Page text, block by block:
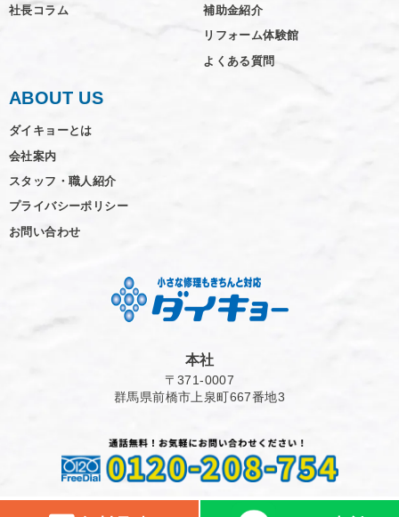
社長コラム
補助金紹介
リフォーム体験館
よくある質問
ABOUT US
ダイキョーとは
会社案内
スタッフ・職人紹介
プライバシーポリシー
お問い合わせ
本社
〒371-0007
群馬県前橋市上泉町667番地3